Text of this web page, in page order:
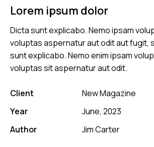
Lorem ipsum dolor
Dicta sunt explicabo. Nemo ipsam
voluptas aspernatur aut odit aut fugit,
sunt explicabo. Nemo enim ipsam
voluptas sit aspernatur aut odit.
Client
New Magazine
Year
June, 2023
Author
Jim Carter